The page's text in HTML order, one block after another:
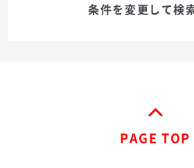
条件を変更して検
PAGE TOP